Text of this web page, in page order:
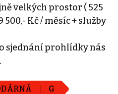
velkých prostor ( 525
500,- Kč / měsíc + služby
sjednání prohlídky nás
G